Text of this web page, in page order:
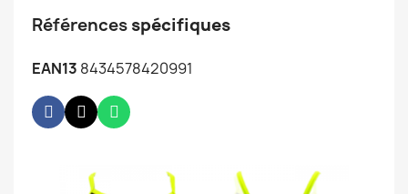
Références spécifiques
EAN13 8434578420991